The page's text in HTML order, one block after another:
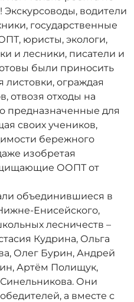
Экскурсоводы, водители
государственные
юристы, экологи,
и лесники, писатели и
были приносить
листовки, ограждая
отвозя отходы на
предназначенные для
своих учеников,
бережного
изобретая
ООПТ от
объединившиеся в
Енисейского,
лесничеств –
Кудрина, Ольга
Олег Бурин, Андрей
Артём Полищук,
Они
а вместе с